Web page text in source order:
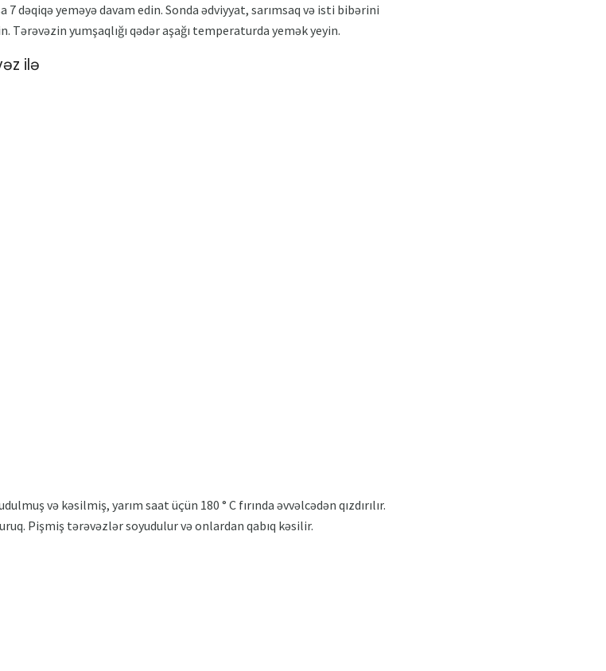
7 dəqiqə yeməyə davam edin. Sonda ədviyyat, sarımsaq və isti bibərini
yumşaqlığı qədər aşağı temperaturda yemək yeyin.
ilə
və kəsilmiş, yarım saat üçün 180 ° C fırında əvvəlcədən qızdırılır.
Pişmiş tərəvəzlər soyudulur və onlardan qabıq kəsilir.